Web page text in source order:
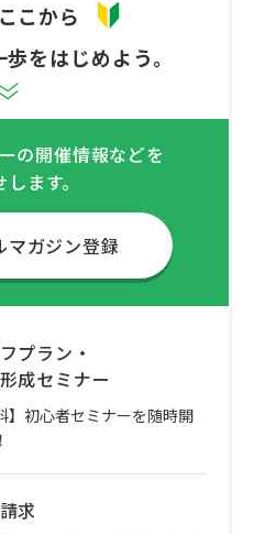
こから
をはじめよう。
の開催情報などを
ます。
マガジン登録
プラン・
成セミナー
】初心者セミナーを随時開
求